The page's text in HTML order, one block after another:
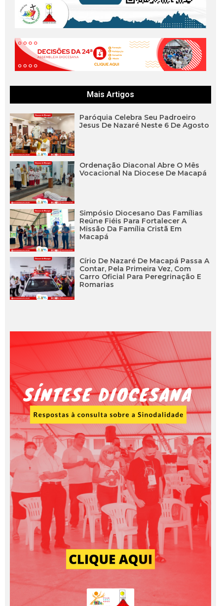
Mais Artigos
Paróquia Celebra Seu Padroeiro
Jesus De Nazaré Neste 6 De Agosto
Ordenação Diaconal Abre O Mês
Vocacional Na Diocese De Macapá
Simpósio Diocesano Das Famílias
Reúne Fiéis Para Fortalecer A
Missão Da Família Cristã Em
Macapá
Círio De Nazaré De Macapá Passa A
Contar, Pela Primeira Vez, Com
Carro Oficial Para Peregrinação E
Romarias